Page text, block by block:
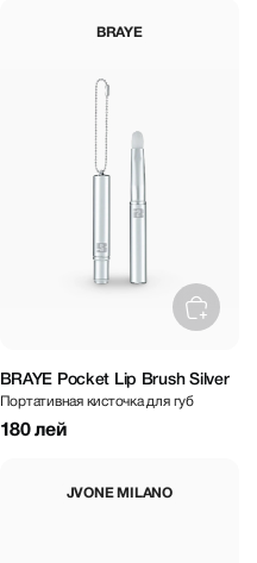
BRAYE
BRAYE Pocket Lip Brush Silver
Портативная кисточка для губ
180 лей
JVONE MILANO